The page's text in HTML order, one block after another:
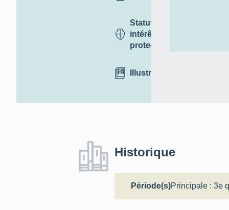
Statut,
intérêt et
protection
Illustrations
Historique
Période(s)Principale : 3e